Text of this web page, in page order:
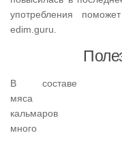
употребления
edim.guru.
В составе
мяса
кальмаров
много